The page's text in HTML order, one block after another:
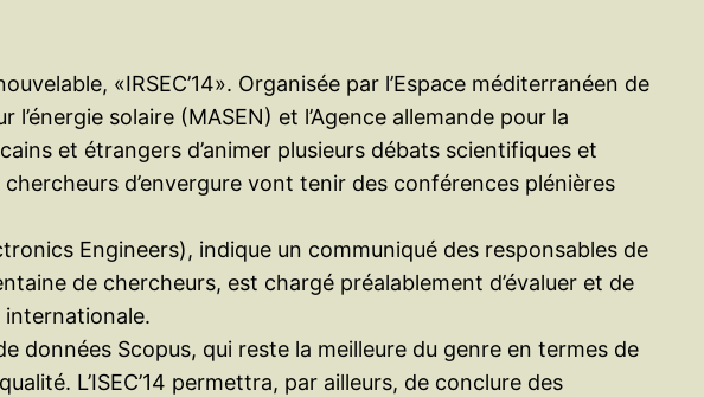
«IRSEC’14». Organisée par l’Espace méditerranéen de
solaire (MASEN) et l’Agence allemande pour la
et étrangers d’animer plusieurs débats scientifiques et
d’envergure vont tenir des conférences plénières
Engineers), indique un communiqué des responsables de
de chercheurs, est chargé préalablement d’évaluer et de
données Scopus, qui reste la meilleure du genre en termes de
L’ISEC’14 permettra, par ailleurs, de conclure des